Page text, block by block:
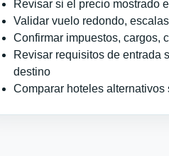
Revisar si el precio mostrado
Validar vuelo redondo,
Confirmar impuestos, cargos,
Revisar requisitos de entrada
destino
Comparar hoteles alternativos